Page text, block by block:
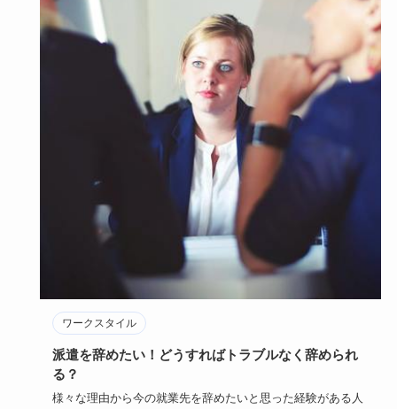
ワークスタイル
派遣を辞めたい！どうすればトラブルなく辞められ
る？
様々な理由から今の就業先を辞めたいと思った経験がある人